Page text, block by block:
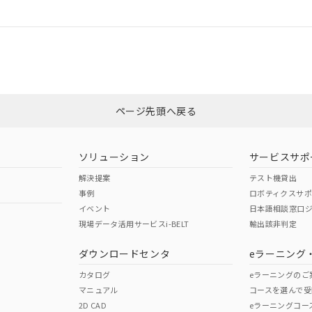
ダウンロードはこちらページ先頭へ戻る
ソリューション
解決提案
事例
イベント
現場データ活用サービスi-BELT
ダウンロードセンタ
カタログ
マニュアル
2D CAD
サービスサポ
テスト機貸出
ロボティクスサ
日本語相談窓口
輸出該非判定
eラーニング
eラーニングのご
コースを選んで
eラーニングコー